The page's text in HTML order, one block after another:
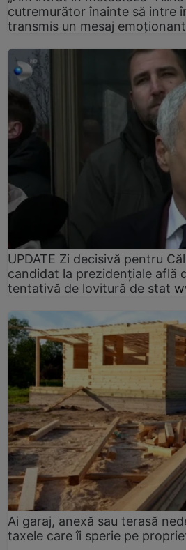
cutremurător înainte să intre
transmis un mesaj
UPDATE Zi decisivă pentru
candidat la prezidențiale află
tentativă de lovitură de stat
Ai garaj, anexă sau terasă
taxele care îi sperie pe